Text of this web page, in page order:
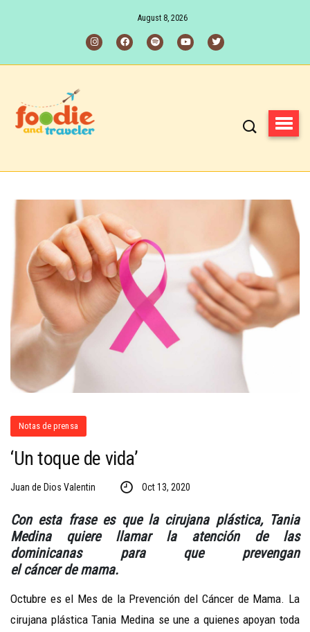
August 8, 2026
Notas de prensa
‘Un toque de vida’
Juan de Dios Valentin Oct 13, 2020
Con esta frase es que la cirujana plástica, Tania
Medina quiere llamar la atención de las
dominicanas para que prevengan
el cáncer de mama.
Octubre es el Mes de la Prevención del Cáncer de Mama. La
cirujana plástica Tania Medina se une a quienes apoyan toda